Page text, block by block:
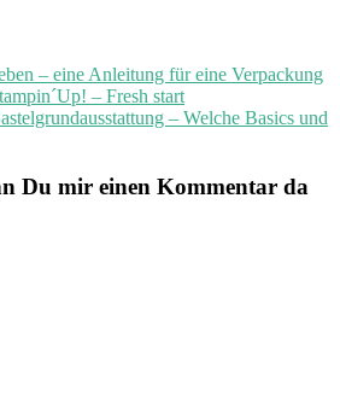
– eine Anleitung für eine Verpackung
– Fresh start
– Welche Basics und
Du mir einen Kommentar da